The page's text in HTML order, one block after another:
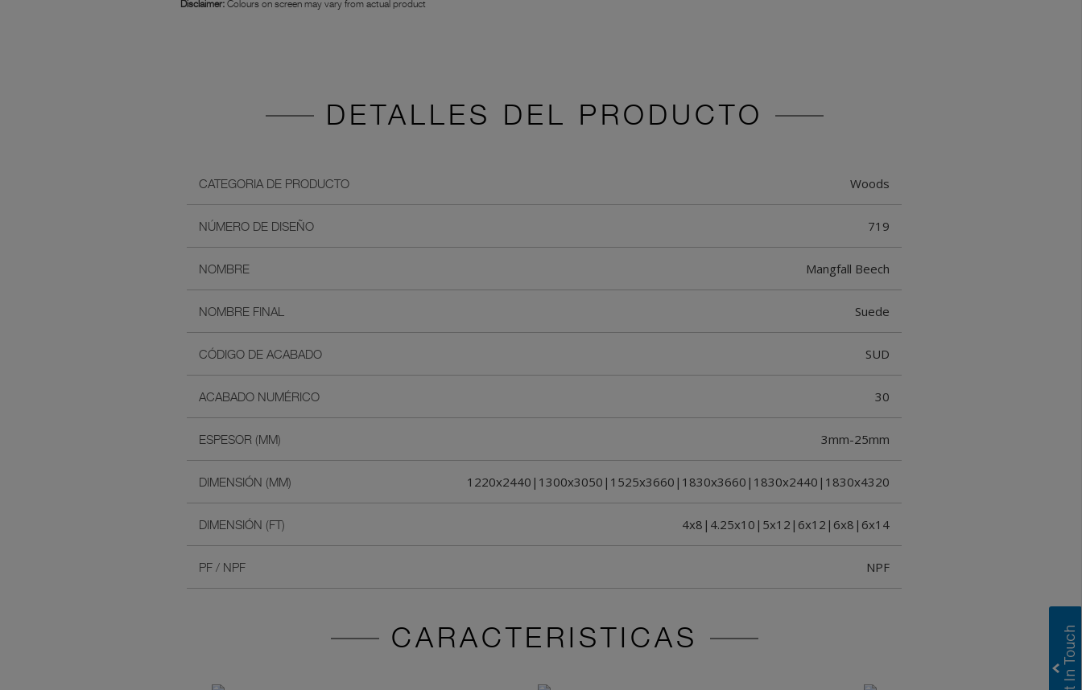
Disclaimer: Colours on screen may vary from actual product
DETALLES DEL PRODUCTO
CATEGORIA DE PRODUCTO Woods
NÚMERO DE DISEÑO 719
NOMBRE Mangfall Beech
NOMBRE FINAL Suede
CÓDIGO DE ACABADO SUD
ACABADO NUMÉRICO 30
ESPESOR (MM) 3mm-25mm
DIMENSIÓN (MM) 1220x2440|1300x3050|1525x3660|1830x3660|1830x2440|1830x4320
DIMENSIÓN (FT) 4x8|4.25x10|5x12|6x12|6x8|6x14
PF / NPF NPF
CARACTERISTICAS